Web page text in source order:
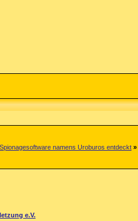
namens Uroburos entdeckt »
e.V.